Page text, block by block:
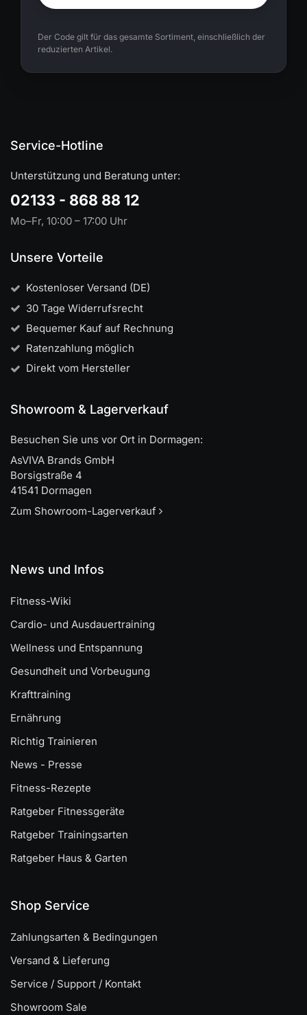
Der Code gilt für das gesamte Sortiment, einschließlich der
reduzierten Artikel.
Service-Hotline
Unterstützung und Beratung unter:
02133 - 868 88 12
Mo–Fr, 10:00 – 17:00 Uhr
Unsere Vorteile
Kostenloser Versand (DE)
30 Tage Widerrufsrecht
Bequemer Kauf auf Rechnung
Ratenzahlung möglich
Direkt vom Hersteller
Showroom & Lagerverkauf
Besuchen Sie uns vor Ort in Dormagen:
AsVIVA Brands GmbH
Borsigstraße 4
41541 Dormagen
Zum Showroom-Lagerverkauf
News und Infos
Fitness-Wiki
Cardio- und Ausdauertraining
Wellness und Entspannung
Gesundheit und Vorbeugung
Krafttraining
Ernährung
Richtig Trainieren
News - Presse
Fitness-Rezepte
Ratgeber Fitnessgeräte
Ratgeber Trainingsarten
Ratgeber Haus & Garten
Shop Service
Zahlungsarten & Bedingungen
Versand & Lieferung
Service / Support / Kontakt
Showroom Sale